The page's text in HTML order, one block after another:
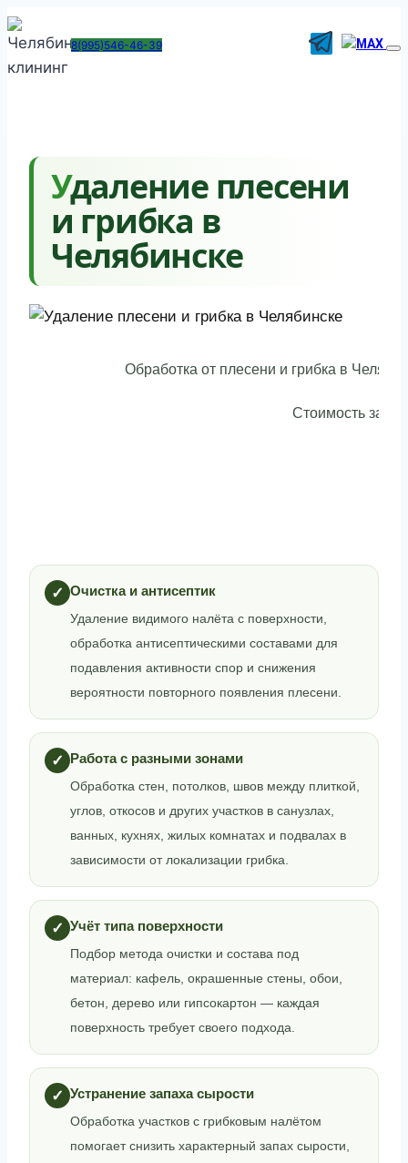
Перейти
к
содержимому
8(995)546-46-39
Удаление плесени
и грибка в
Челябинске
Обработка от плесени и грибка в
Стоимость
✓ Очистка и антисептик
Удаление видимого налёта с поверхности,
обработка антисептическими составами для
подавления активности спор и снижения
вероятности повторного появления плесени.
✓ Работа с разными зонами
Обработка стен, потолков, швов между плиткой,
углов, откосов и других участков в санузлах,
ванных, кухнях, жилых комнатах и подвалах в
зависимости от локализации грибка.
✓ Учёт типа поверхности
Подбор метода очистки и состава под
материал: кафель, окрашенные стены, обои,
бетон, дерево или гипсокартон — каждая
поверхность требует своего подхода.
✓ Устранение запаха сырости
Обработка участков с грибковым налётом
помогает снизить характерный запах сырости,